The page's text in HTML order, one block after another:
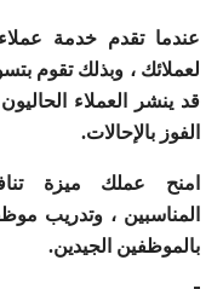
عندما تقدمخدمة عملاء
لعملائك ، وبذلك تقوم
قد ينشر العملاء
الفوز بالإحالات.
امنح عملك ميزة
المناسبين ، وتدريب
بالموظفين الجيدين.